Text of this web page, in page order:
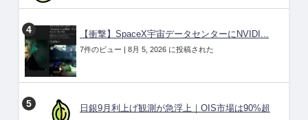
【衝撃】SpaceX宇宙データセンターにNVIDI...
7件のビュー | 8月 5, 2026 に投稿された
日銀9月利上げ観測が急浮上｜OIS市場は90%超